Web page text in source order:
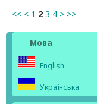
<< < 1 2 3 4 > >>
Мова
English
Українська